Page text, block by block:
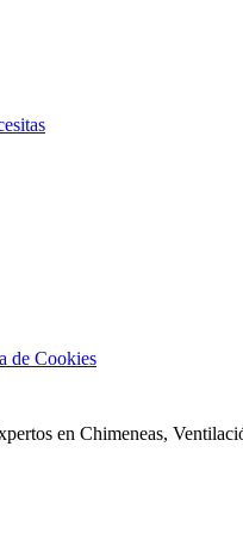
de Cookies
en Chimeneas,